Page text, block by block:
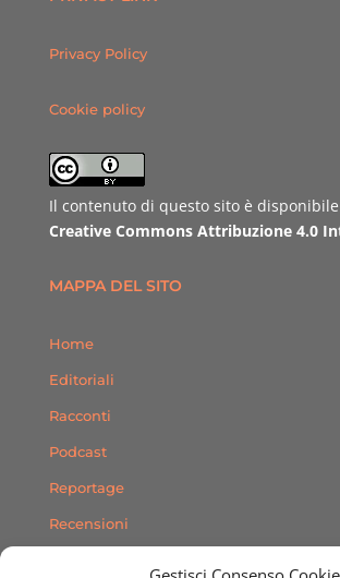
Privacy Policy
Cookie policy
Il contenuto di questo sito è disponibile
Creative Commons Attribuzione 4.0
MAPPA DEL SITO
Home
Editoriali
Racconti
Podcast
Reportage
Recensioni